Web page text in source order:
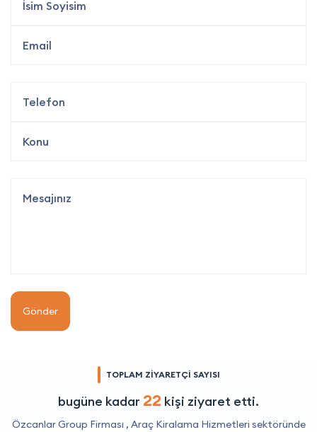
Gönder
TOPLAM ZİYARETÇİ SAYISI
bugüne kadar 22 kişi ziyaret etti.
Özcanlar Group Firması , Araç Kiralama Hizmetleri sektöründe